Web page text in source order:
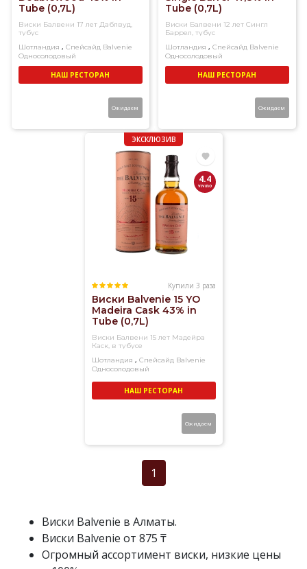
Tube (0,7L)
Виски Балвени 17 лет Даблвуд,
тубус
Шотландия , Спейсайд Balvenie
Односолодовый
НАШ РЕСТОРАН
Ожидаем
Tube (0,7L)
Виски Балвени 12 лет Сингл
Баррел, тубус
Шотландия , Спейсайд Balvenie
Односолодовый
НАШ РЕСТОРАН
Ожидаем
ЭКСКЛЮЗИВ
4.4
Купили 3 раза
Виски Balvenie 15 YO
Madeira Cask 43% in
Tube (0,7L)
Виски Балвени 15 лет Мадейра
Каск, в тубусе
Шотландия , Спейсайд Balvenie
Односолодовый
НАШ РЕСТОРАН
Ожидаем
1
Виски Balvenie в Алматы.
Виски Balvenie от 875 ₸
Огромный ассортимент виски, низкие цены